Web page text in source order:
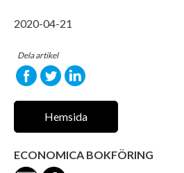
2020-04-21
Dela artikel
Hemsida
ECONOMICA BOKFÖRING